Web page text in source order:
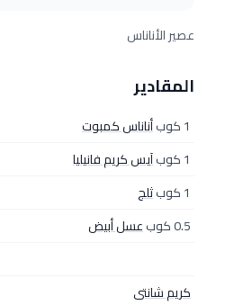
عصير الأناناس
المقادير
1 كوب
أناناس كمبوت
1 كوب
آيس كريم فانيليا
1 كوب
ثلج
0.5 كوب
عسل أبيض
كريم شانتى